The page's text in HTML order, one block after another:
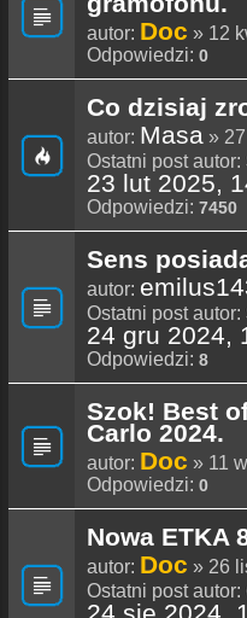
autor: Doc » 12
Odpowiedzi: 0
Co dzisiaj
autor: Masa »
Ostatni post autor:
23 lut 2025,
Odpowiedzi: 7450
Sens
autor:
Ostatni post autor:
24 gru 2024,
Odpowiedzi: 8
Szok! Best
Carlo 2024.
autor: Doc » 11
Odpowiedzi: 0
Nowa ETKA
autor: Doc » 26
Ostatni post autor: